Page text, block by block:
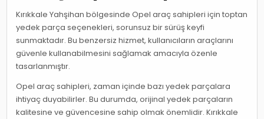
Kırıkkale Yahşihan bölgesinde Opel araç sahipleri için toptan
yedek parça seçenekleri, sorunsuz bir sürüş keyfi
sunmaktadır. Bu benzersiz hizmet, kullanıcıların araçlarını
güvenle kullanabilmesini sağlamak amacıyla özenle
tasarlanmıştır.
Opel araç sahipleri, zaman içinde bazı yedek parçalara
ihtiyaç duyabilirler. Bu durumda, orijinal yedek parçaların
kalitesine ve güvencesine sahip olmak önemlidir. Kırıkkale